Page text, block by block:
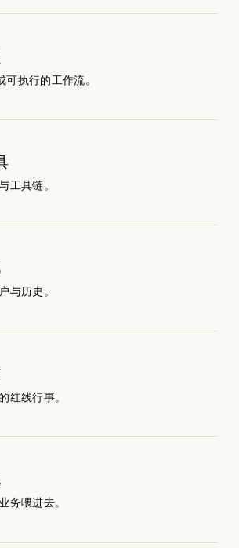
执行的工作流。
工具链。
与历史。
红线行事。
务喂进去。